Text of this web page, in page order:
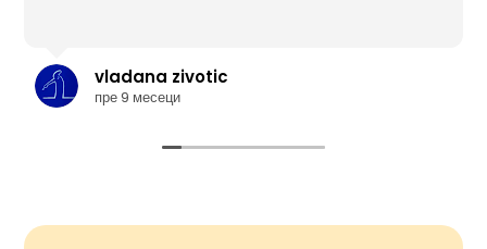
vladana zivotic
пре 9 месеци